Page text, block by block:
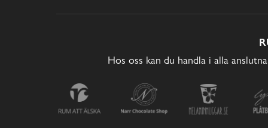
Hos oss kan du handla i alla